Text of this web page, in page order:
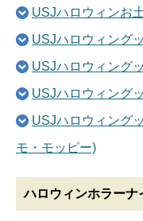
USJハロウィンお
USJハロウィング
USJハロウィング
USJハロウィング
USJハロウィング
モ・モッピー)
ハロウィンホラーナ